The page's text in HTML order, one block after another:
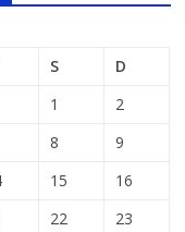
S
D
1
2
8
9
15
16
22 23